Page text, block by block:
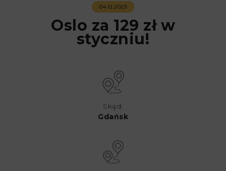
04.12.2023
Oslo za 129 zł w
styczniu!
Skąd:
Gdańsk